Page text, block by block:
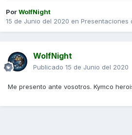
PorWolfNight
15 de Junio del 2020 en Presentaciones
WolfNight
Publicado 15 de Junio del 2020
Me presento ante vosotros. Kymco